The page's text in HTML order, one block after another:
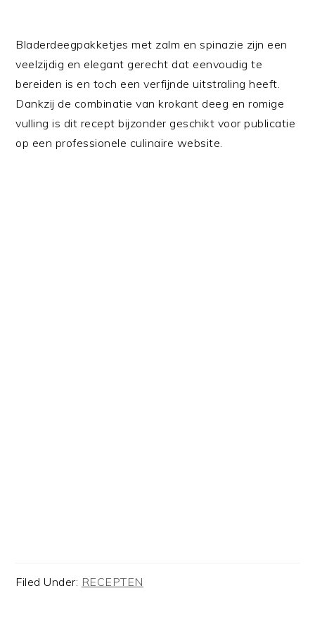
Bladerdeegpakketjes met zalm en spinazie zijn een
veelzijdig en elegant gerecht dat eenvoudig te
bereiden is en toch een verfijnde uitstraling heeft.
Dankzij de combinatie van krokant deeg en romige
vulling is dit recept bijzonder geschikt voor publicatie
op een professionele culinaire website.
Filed Under: RECEPTEN